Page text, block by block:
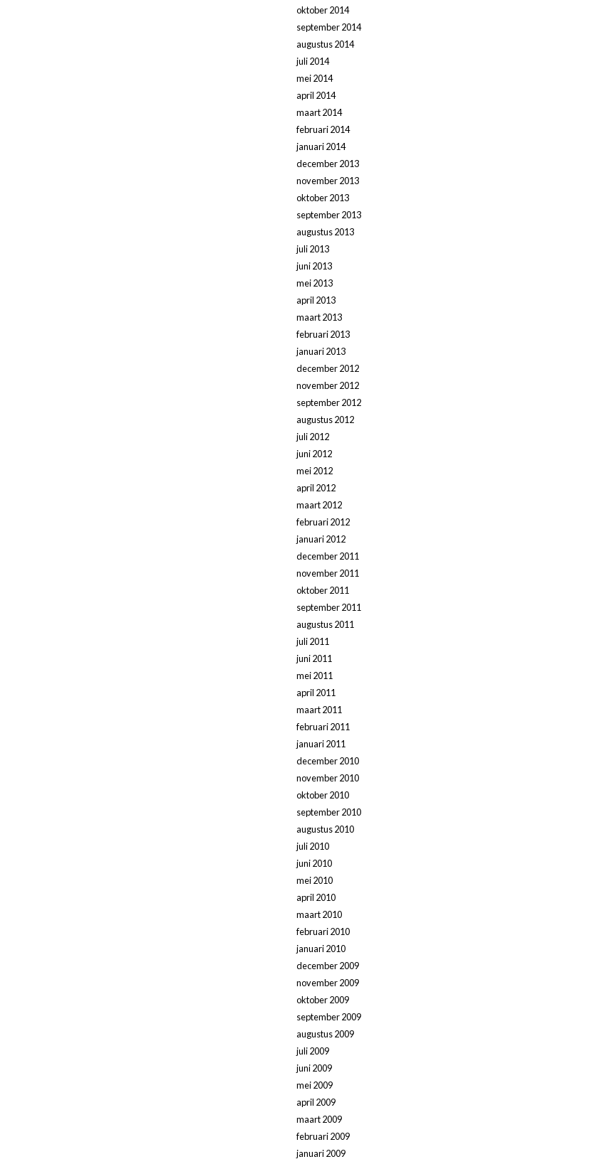
oktober 2014
september 2014
augustus 2014
juli 2014
mei 2014
april 2014
maart 2014
februari 2014
januari 2014
december 2013
november 2013
oktober 2013
september 2013
augustus 2013
juli 2013
juni 2013
mei 2013
april 2013
maart 2013
februari 2013
januari 2013
december 2012
november 2012
september 2012
augustus 2012
juli 2012
juni 2012
mei 2012
april 2012
maart 2012
februari 2012
januari 2012
december 2011
november 2011
oktober 2011
september 2011
augustus 2011
juli 2011
juni 2011
mei 2011
april 2011
maart 2011
februari 2011
januari 2011
december 2010
november 2010
oktober 2010
september 2010
augustus 2010
juli 2010
juni 2010
mei 2010
april 2010
maart 2010
februari 2010
januari 2010
december 2009
november 2009
oktober 2009
september 2009
augustus 2009
juli 2009
juni 2009
mei 2009
april 2009
maart 2009
februari 2009
januari 2009